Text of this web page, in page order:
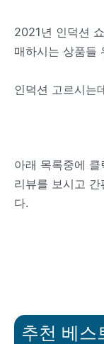
2021년 인덕션
매하시는 상품들
인덕션 고르시는
아래 목록중에
리뷰를 보시고
다.
추천 베스